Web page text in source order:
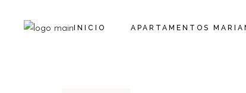
INICIO APARTAMENTOS